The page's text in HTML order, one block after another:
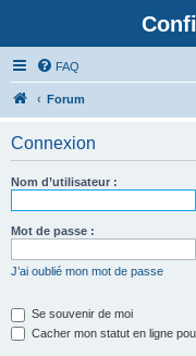
FAQ
Forum
Connexion
Nom d’utilisateur :
Mot de passe :
J’ai oublié mon mot de passe
Se souvenir de moi
Cacher mon statut en ligne